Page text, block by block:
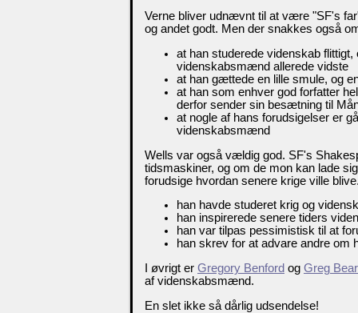
Verne bliver udnævnt til at være "SF's
og andet godt. Men der snakkes også
at han studerede videnskab
videnskabsmænd allerede vidste
at han gættede en lille smule, og
at han som enhver god forfatter
derfor sender sin besætning til
at nogle af hans forudsigelser er
videnskabsmænd
Wells var også vældig god. SF's
tidsmaskiner, og om de mon kan lade
forudsige hvordan senere krige ville
han havde studeret krig og
han inspirerede senere tiders
han var tilpas pessimistisk til at
han skrev for at advare andre om
I øvrigt er Gregory Benford og Greg Bear
af videnskabsmænd.
En slet ikke så dårlig udsendelse!